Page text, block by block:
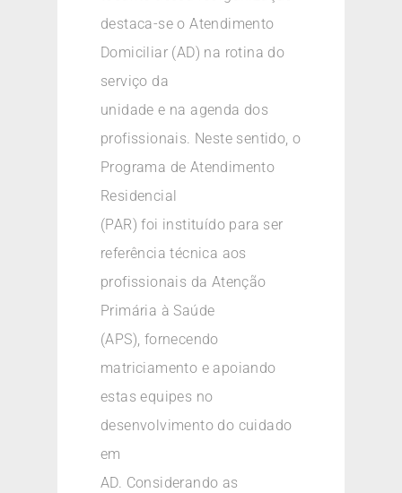
destaca-se o Atendimento
Domiciliar (AD) na rotina do
serviço da
unidade e na agenda dos
profissionais. Neste sentido, o
Programa de Atendimento
Residencial
(PAR) foi instituído para ser
referência técnica aos
profissionais da Atenção
Primária à Saúde
(APS), fornecendo
matriciamento e apoiando
estas equipes no
desenvolvimento do cuidado
em
AD. Considerando as